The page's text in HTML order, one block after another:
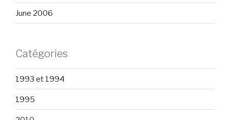
June 2006
Catégories
1993 et 1994
1995